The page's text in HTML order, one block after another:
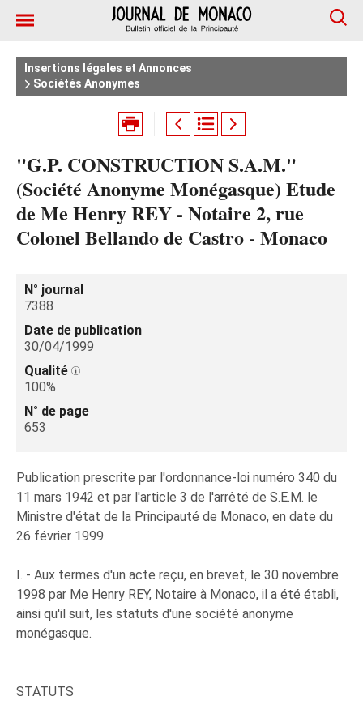
Insertions légales et Annonces
Sociétés Anonymes
"G.P. CONSTRUCTION S.A.M."
(Société Anonyme Monégasque) Etude
de Me Henry REY - Notaire 2, rue
Colonel Bellando de Castro - Monaco
N° journal
7388
Date de publication
30/04/1999
Qualité
100%
N° de page
653
Publication prescrite par l'ordonnance-loi numéro 340 du
11 mars 1942 et par l'article 3 de l'arrêté de S.E.M. le
Ministre d'état de la Principauté de Monaco, en date du
26 février 1999.
I. - Aux termes d'un acte reçu, en brevet, le 30 novembre
1998 par Me Henry REY, Notaire à Monaco, il a été établi,
ainsi qu'il suit, les statuts d'une société anonyme
monégasque.
STATUTS